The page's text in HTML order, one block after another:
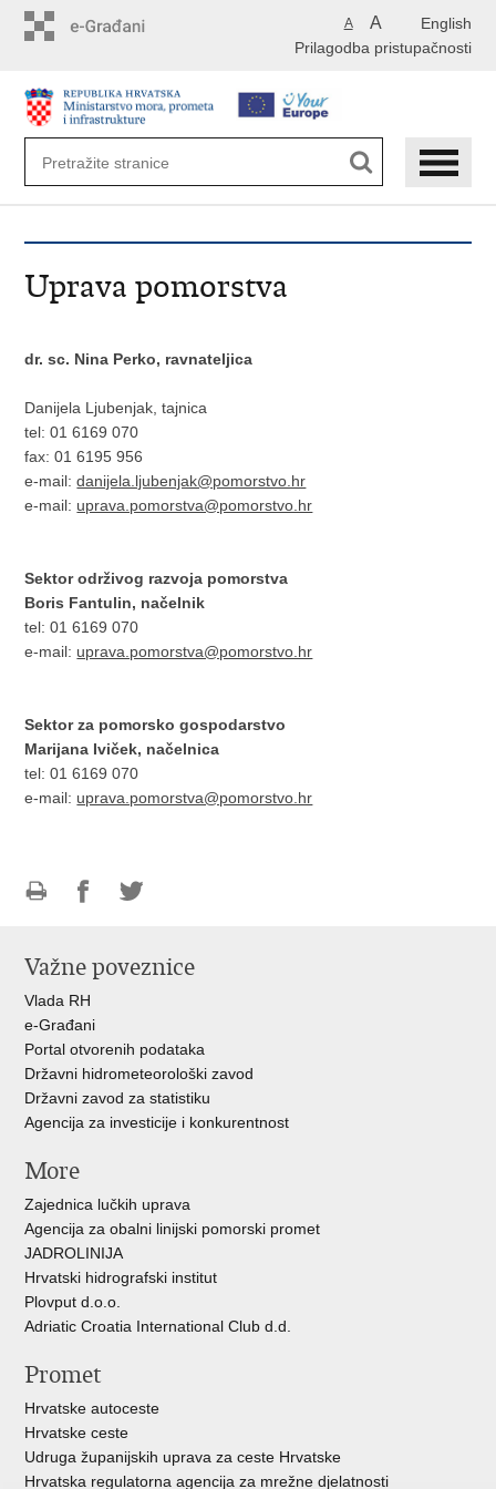
English
A A
Prilagodba pristupačnosti
Uprava pomorstva
dr. sc. Nina Perko, ravnateljica
Danijela Ljubenjak, tajnica
tel: 01 6169 070
fax: 01 6195 956
e-mail:danijela.ljubenjak@pomorstvo.hr
e-mail: uprava.pomorstva@pomorstvo.hr
Sektor održivog razvoja pomorstva
Boris Fantulin, načelnik
tel: 01 6169 070
e-mail: uprava.pomorstva@pomorstvo.hr
Sektor za pomorsko gospodarstvo
Marijana Iviček, načelnica
tel: 01 6169 070
e-mail: uprava.pomorstva@pomorstvo.hr
Facebooku
Twitteru
Važne poveznice
Vlada RH
e-Građani
Portal otvorenih podataka
Državni hidrometeorološki zavod
Državni zavod za statistiku
Agencija za investicije i konkurentnost
More
Zajednica lučkih uprava
Agencija za obalni linijski pomorski promet
JADROLINIJA
Hrvatski hidrografski institut
Plovput d.o.o.
Adriatic Croatia International Club d.d.
Promet
Hrvatske autoceste
Hrvatske ceste
Udruga županijskih uprava za ceste Hrvatske
Hrvatska regulatorna agencija za mrežne djelatnosti